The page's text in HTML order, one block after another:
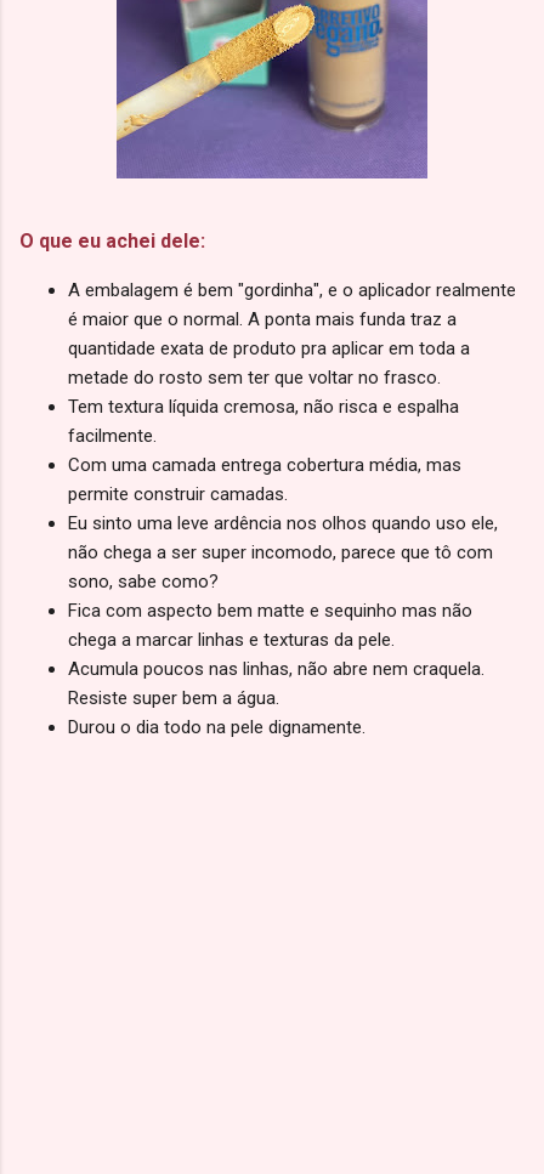
O que eu achei dele:
A embalagem é bem "gordinha", e o aplicador realmente
é maior que o normal. A ponta mais funda traz a
quantidade exata de produto pra aplicar em toda a
metade do rosto sem ter que voltar no frasco.
Tem textura líquida cremosa, não risca e espalha
facilmente.
Com uma camada entrega cobertura média, mas
permite construir camadas.
Eu sinto uma leve ardência nos olhos quando uso ele,
não chega a ser super incomodo, parece que tô com
sono, sabe como?
Fica com aspecto bem matte e sequinho mas não
chega a marcar linhas e texturas da pele.
Acumula poucos nas linhas, não abre nem craquela.
Resiste super bem a água.
Durou o dia todo na pele dignamente.